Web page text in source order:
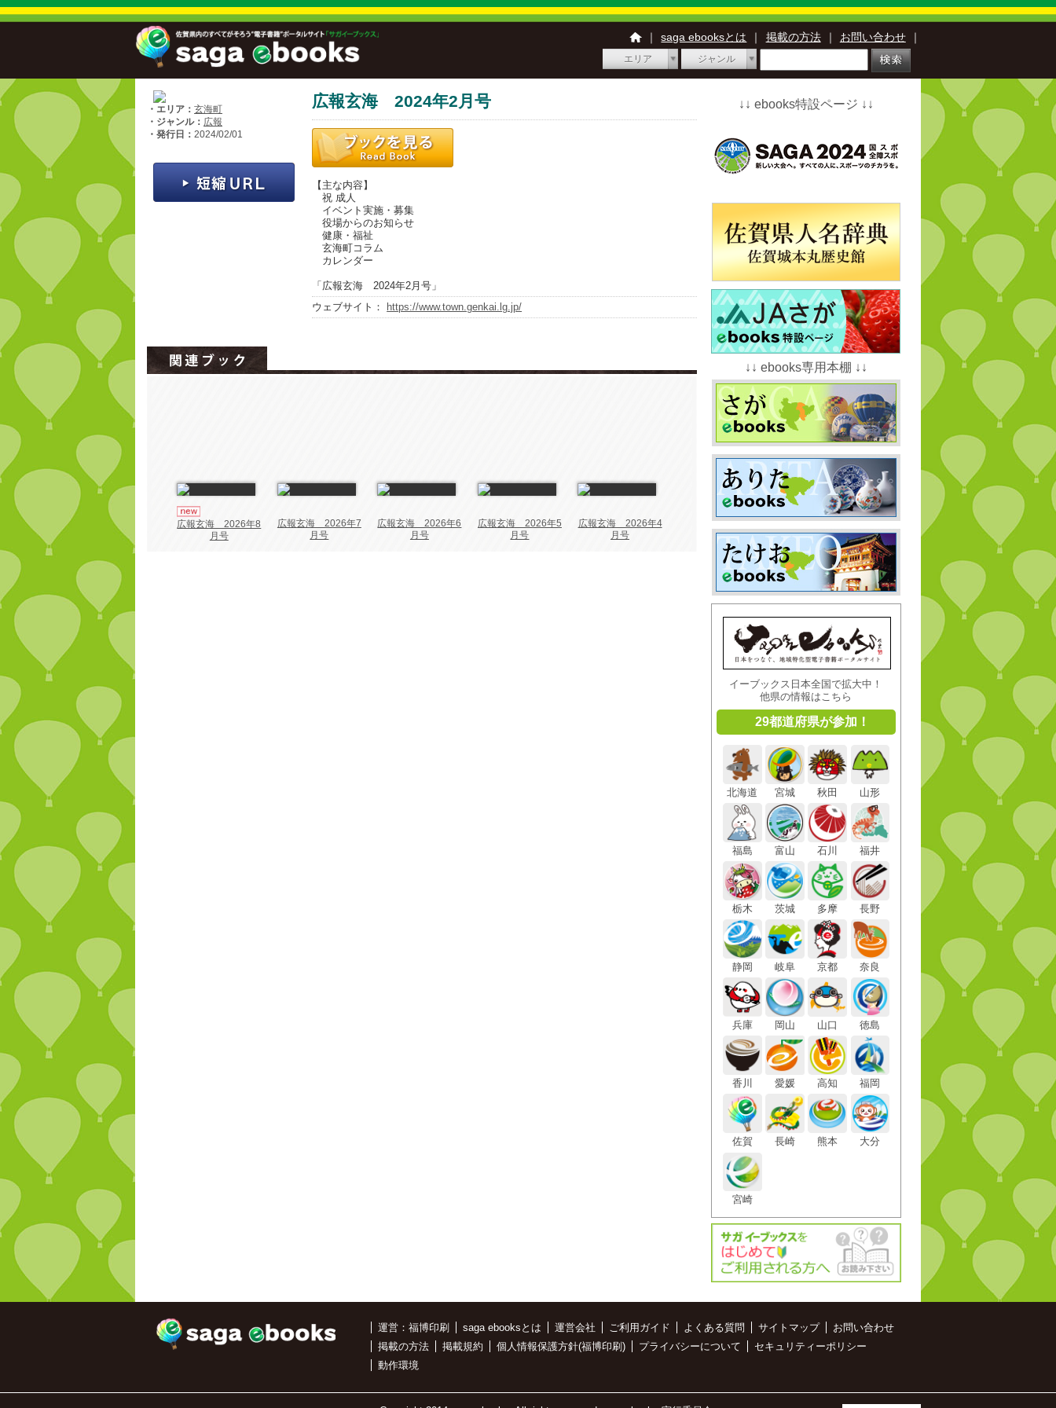
｜ saga ebooksとは ｜ 掲載の方法 ｜ お問い合わせ ｜
エリア ジャンル
・エリア： 玄海町
・ジャンル： 広報
・発行日： 2024/02/01
広報玄海 2024年2月号
【主な内容】
祝 成人
イベント実施・募集
役場からのお知らせ
健康・福祉
玄海町コラム
カレンダー
「広報玄海 2024年2月号」
ウェブサイト：
https://www.town.genkai.lg.jp/
広報玄海 2026年8
月号
広報玄海 2026年7
月号
広報玄海 2026年6
月号
広報玄海 2026年5
月号
広報玄海 2026年4
月号
↓↓ ebooks特設ページ ↓↓
↓↓ ebooks専用本棚 ↓↓
イーブックス日本全国で拡大中！
他県の情報はこちら
29都道府県が参加！
北海道 宮城 秋田 山形
福島 富山 石川 福井
栃木 茨城 多摩 長野
静岡 岐阜 京都 奈良
兵庫 岡山 山口 徳島
香川 愛媛 高知 福岡
佐賀 長崎 熊本 大分
宮崎
運営：福博印刷 saga ebooksとは 運営会社 ご利用ガイド よくある質問 サイトマップ
お問い合わせ
掲載の方法
掲載規約 個人情報保護方針(福博印刷) プライバシーについて
セキュリティーポリシー
動作環境